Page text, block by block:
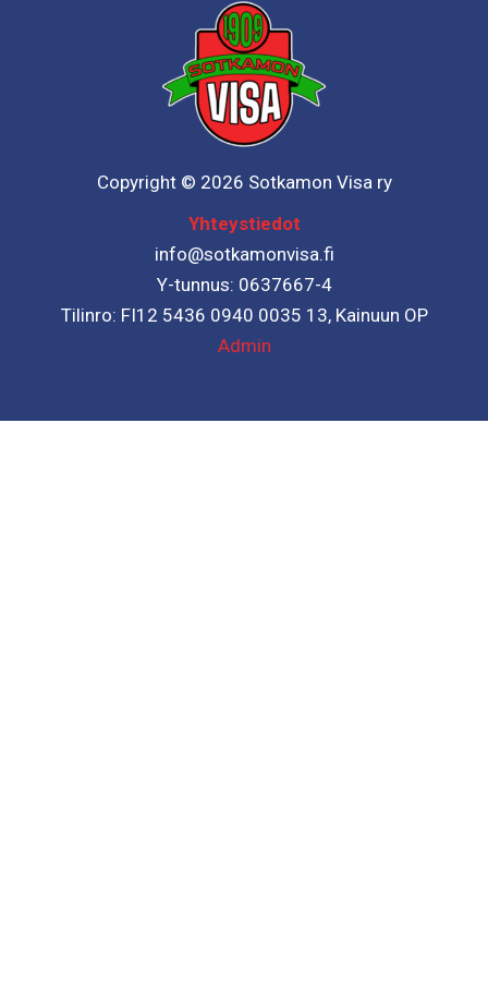
Copyright © 2026 Sotkamon Visa ry
Yhteystiedot
info@sotkamonvisa.fi
Y-tunnus: 0637667-4
Tilinro: FI12 5436 0940 0035 13, Kainuun OP
Admin